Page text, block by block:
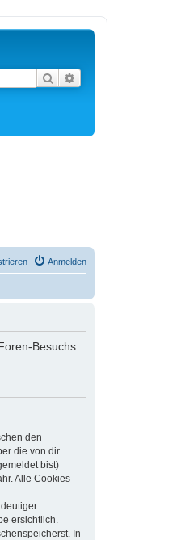
Suche
Anmelden
Besuchs
den
die von dir
bist)
Alle Cookies
ersichtlich.
In